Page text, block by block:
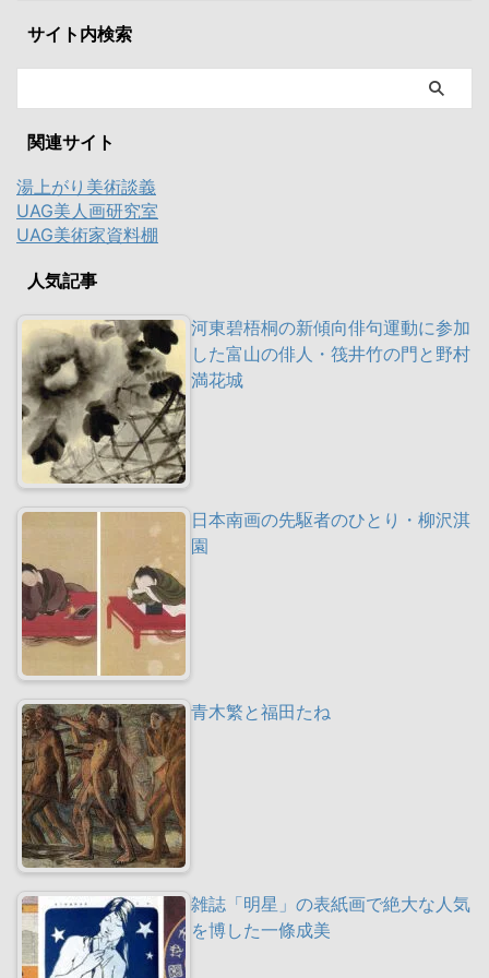
サイト内検索
関連サイト
湯上がり美術談義
UAG美人画研究室
UAG美術家資料棚
人気記事
河東碧梧桐の新傾向俳句運動に参加
した富山の俳人・筏井竹の門と野村
満花城
日本南画の先駆者のひとり・柳沢淇
園
青木繁と福田たね
雑誌「明星」の表紙画で絶大な人気
を博した一條成美